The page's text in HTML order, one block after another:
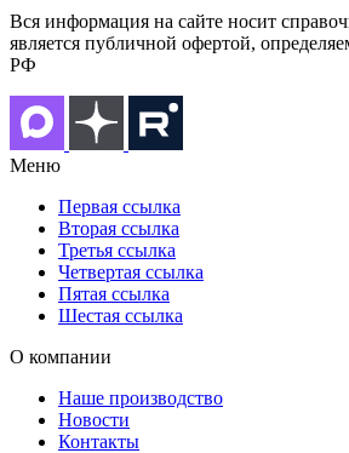
Вся информация на сайте носит
является публичной офертой,
РФ
Меню
Первая ссылка
Вторая ссылка
Третья ссылка
Четвертая ссылка
Пятая ссылка
Шестая ссылка
О компании
Наше производство
Новости
Контакты